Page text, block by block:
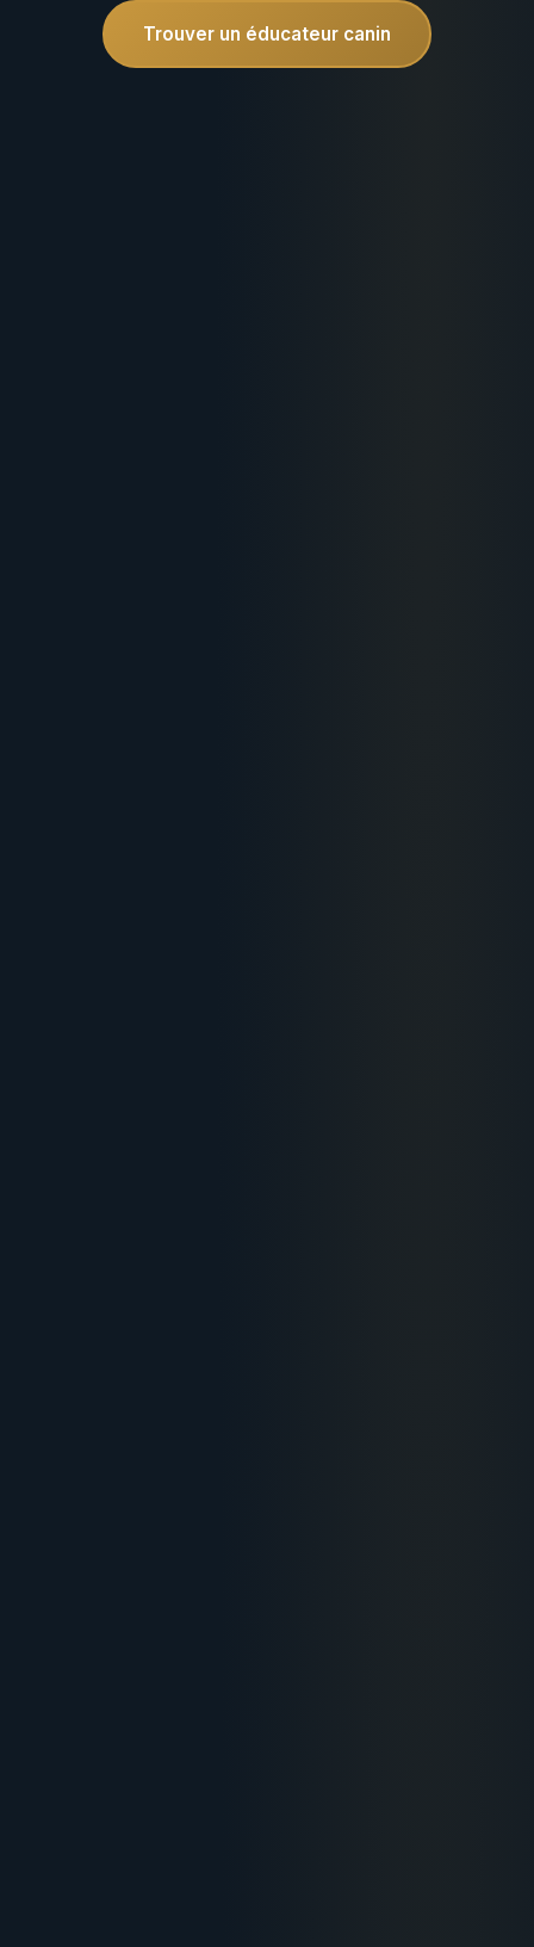
Trouver un éducateur canin